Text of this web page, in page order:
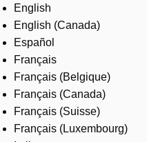
Careers
English
English (Canada)
Español
Français
Français (Belgique)
Français (Canada)
Français (Suisse)
Français (Luxembourg)